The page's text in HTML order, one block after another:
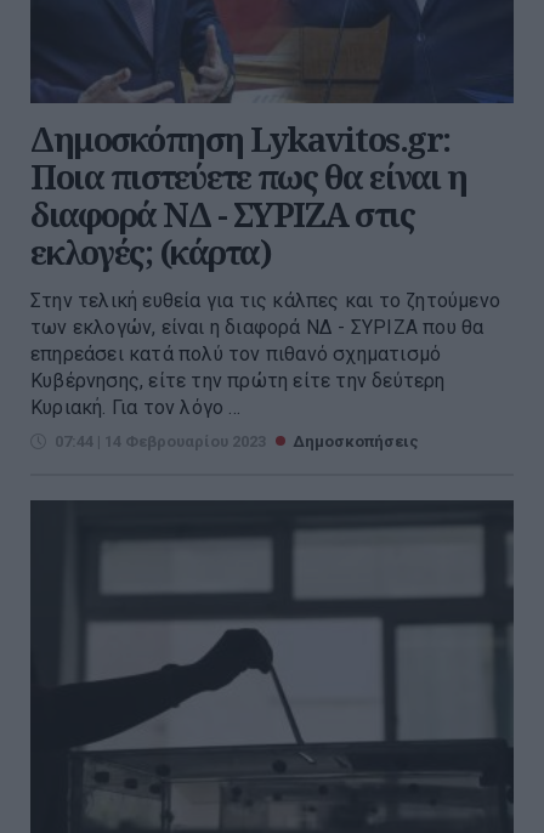
Δημοσκόπηση Lykavitos.gr:
Ποια πιστεύετε πως θα είναι η
διαφορά ΝΔ - ΣΥΡΙΖΑ στις
εκλογές; (κάρτα)
Στην τελική ευθεία για τις κάλπες και το ζητούμενο
των εκλογών, είναι η διαφορά ΝΔ - ΣΥΡΙΖΑ που θα
επηρεάσει κατά πολύ τον πιθανό σχηματισμό
Κυβέρνησης, είτε την πρώτη είτε την δεύτερη
Κυριακή. Για τον λόγο ...
07:44 | 14 Φεβρουαρίου 2023 Δημοσκοπήσεις